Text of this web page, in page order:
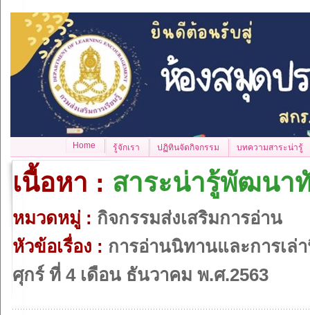
Home รู้จักเรา ปฏิทินจัดกิจกรรม บทความสาระน่ารู้
เนื้อหา : สาระน่ารู้พัฒนา
หมวดหมู่ : กิจกรรมส่งเสริมการอ่าน
หัวข้อเรื่อง : การอ่านนิทานและการเล่
ศุกร์ ที่ 4 เดือน ธันวาคม พ.ศ.2563